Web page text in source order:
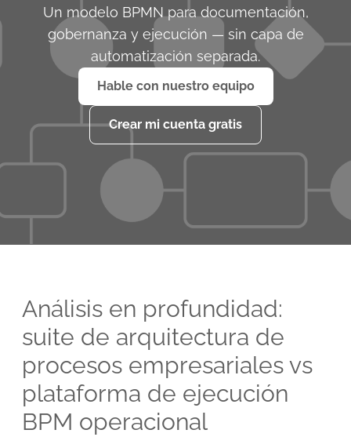
Un modelo BPMN para documentación,
gobernanza y ejecución — sin capa de
automatización separada.
Hable con nuestro equipo
Crear mi cuenta gratis
Análisis en profundidad:
suite de arquitectura de
procesos empresariales vs
plataforma de ejecución
BPM operacional